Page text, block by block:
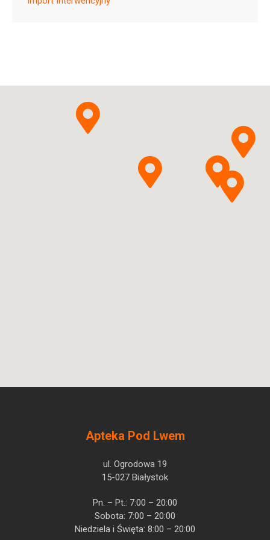
Apteka Pod Lwem
ul. Ogrodowa 19
15-027 Białystok
Pn. – Pt.: 7:00 – 20:00
Sobota: 7:00 – 20:00
Niedziela i Święta: 8:00 – 20:00